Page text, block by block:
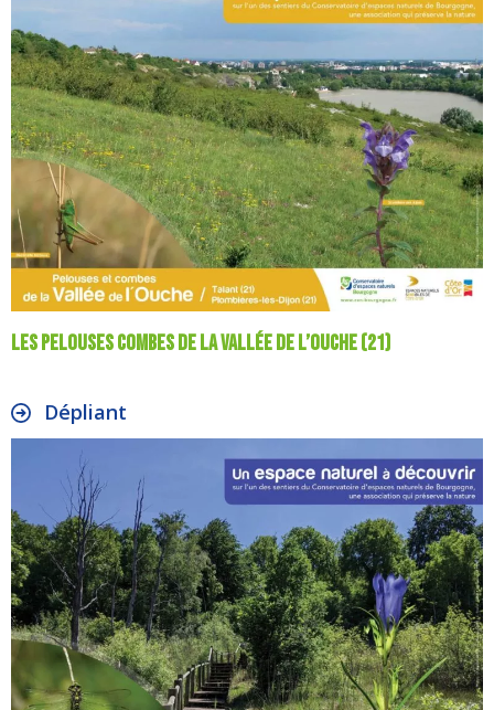
Les pelouses combes de la vallée de l’Ouche (21)
Dépliant